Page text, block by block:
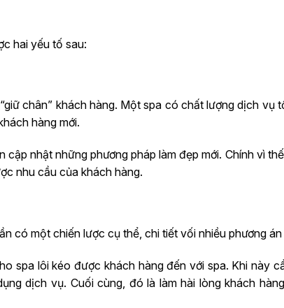
hai yếu tố sau:
chân” khách hàng. Một spa có chất lượng dịch vụ
hàng mới.
nhật những phương pháp làm đẹp mới. Chính vì
nhu cầu của khách hàng.
có một chiến lược cụ thể, chi tiết vối nhiều phương án
spa lôi kéo được khách hàng đến với spa. Khi này
dịch vụ. Cuối cùng, đó là làm hài lòng khách